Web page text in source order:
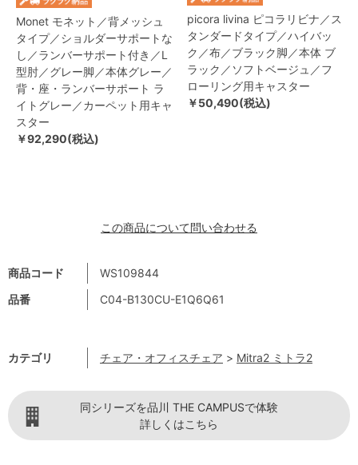
商品コード
WS109844
品番
C04-B130CU-E1Q6Q61
カテゴリ チェア・オフィスチェア > Mitra2 ミトラ2
Monet モネット／背メッシュ
タイプ／ショルダーサポートな
し／ランバーサポート付き／L
型肘／グレー脚／本体グレー／
背・座・ランバーサポート ラ
イトグレー／カーペット用キャ
スター
￥92,290(税込)
picora livina ピコラリビナ／ス
タンダードタイプ／ハイバッ
ク／布／ブラック脚／本体 ブ
ラック／ソフトベージュ／フ
ローリング用キャスター
￥50,490(税込)
この商品について問い合わせる
同シリーズを品川 THE CAMPUSで体験
詳しくはこちら